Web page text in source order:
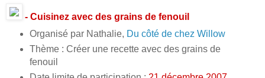
- Cuisinez avec des grains de fenouil
Organisé par Nathalie, Du côté de chez Willow
Thème : Créer une recette avec des grains de
fenouil